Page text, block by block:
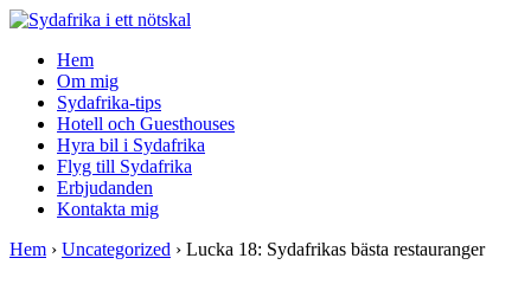
↓
Main
Content
Hem
Om mig
Sydafrika-tips
Hotell och Guesthouses
Hyra bil i Sydafrika
Flyg till Sydafrika
Erbjudanden
Kontakta mig
Hem › Uncategorized › Lucka 18: Sydafrikas bästa restauranger